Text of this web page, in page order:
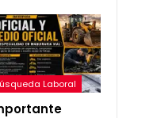
Laboral